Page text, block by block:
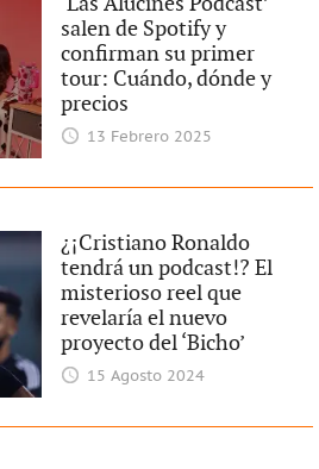
salen de Spotify y
confirman su primer
tour: Cuándo, dónde y
precios
13 Febrero 2025
¿¡Cristiano Ronaldo
tendrá un podcast!? El
misterioso reel que
revelaría el nuevo
proyecto del ‘Bicho’
15 Agosto 2024